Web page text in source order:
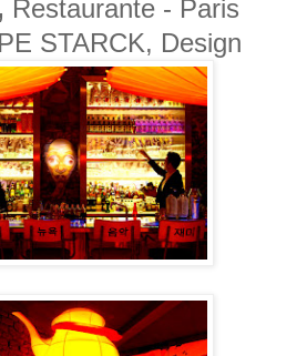
Restaurante - Paris
STARCK, Design